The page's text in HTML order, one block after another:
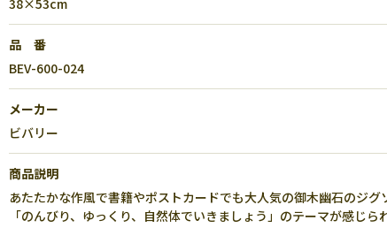
38×53cm
品 番
BEV-600-024
メーカー
ビバリー
商品説明
あたたかな作風で書籍やポストカードでも大人気の御木幽石のジグ
「のんびり、ゆっくり、自然体でいきましょう」のテーマが感じら